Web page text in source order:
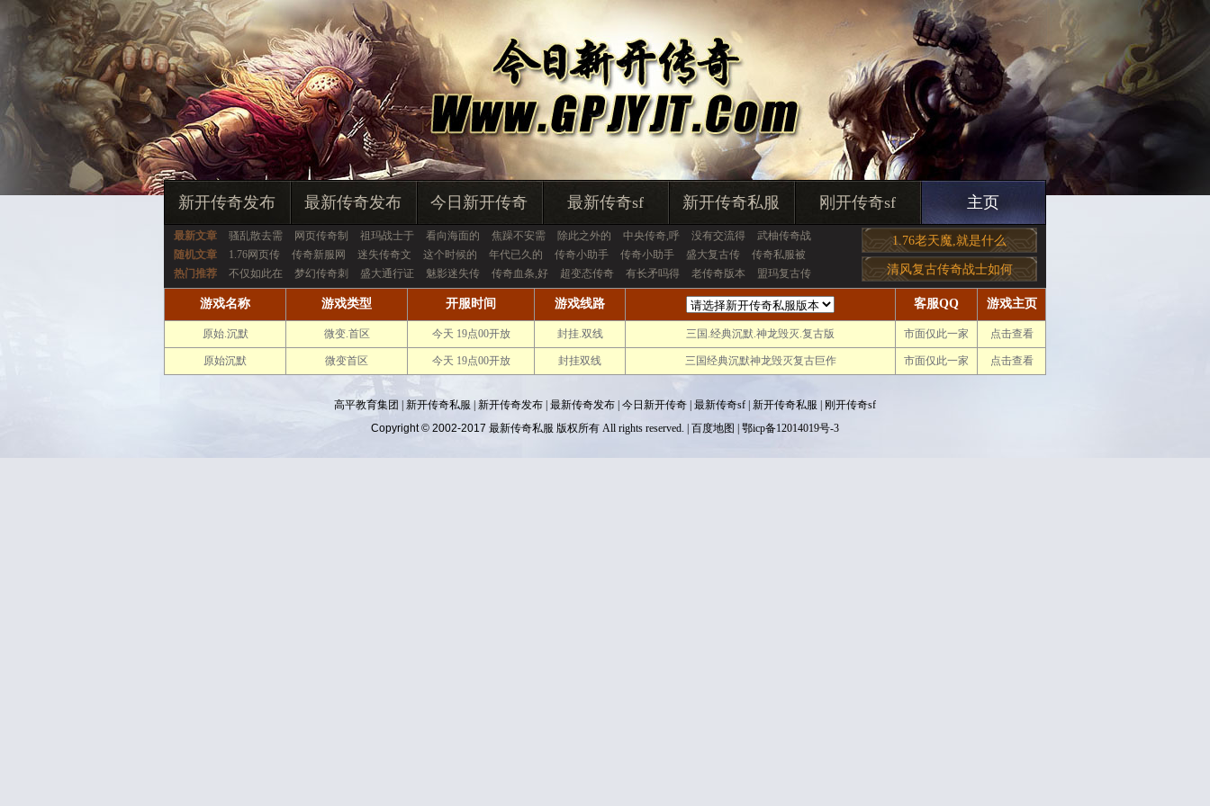
新开传奇发布 最新传奇发布 今日新开传奇 最新传奇sf 新开传奇私服 刚开传奇sf 主页
最新文章 骚乱散去需 网页传奇制 祖玛战士于 看向海面的 焦躁不安需 除此之外的 中央传奇,呼 没有交流得
武柚传奇战
随机文章
1.76网页传 传奇新服网 迷失传奇文 这个时候的 年代已久的 传奇小助手 传奇小助手 盛大复古传
传奇私服被
热门推荐
不仅如此在 梦幻传奇刺 盛大通行证 魅影迷失传 传奇血条,好 超变态传奇 有长矛吗得 老传奇版本 盟玛复古传
1.76老天魔,就是什么
清风复古传奇战士如何
游戏名称 游戏类型 开服时间 游戏线路 客服QQ 游戏主页
原始.沉默 微变.首区 今天 19点00开放 封挂.双线 三国.经典沉默.神龙毁灭.复古版 市面仅此一家 点击查看
原始沉默 微变首区 今天 19点00开放 封挂双线 三国经典沉默神龙毁灭复古巨作 市面仅此一家 点击查看
高平教育集团 | 新开传奇私服 新开传奇发布 最新传奇发布 今日新开传奇 最新传奇sf 新开传奇私服
刚开传奇sf
Copyright © 2002-2017 最新传奇私服 版权所有 All rights reserved. | 百度地图 | 鄂icp备12014019号-3